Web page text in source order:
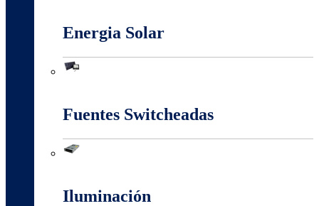
Energia Solar
Fuentes Switcheadas
Iluminación